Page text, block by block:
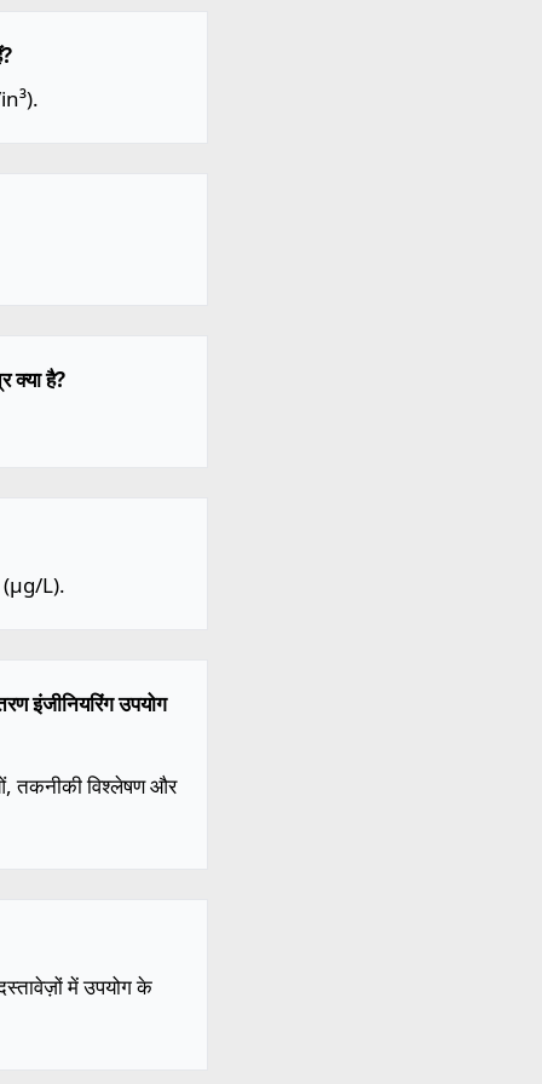
क्या है?
(µg/L).
इंजीनियरिंग उपयोग
तकनीकी विश्लेषण और
में उपयोग के